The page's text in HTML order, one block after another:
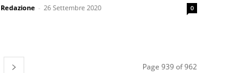
Redazione - 26 Settembre 2020 0
Page 939 of 962